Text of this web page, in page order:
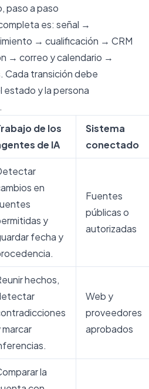
paso a paso
es: señal →
→ cualificación → CRM
→ correo y calendario →
transición debe
estado y la persona
de los
de IA
Sistema
conectado
en
y
fecha y
Fuentes
públicas o
autorizadas
hechos,
marcar
Web y
proveedores
aprobados
la